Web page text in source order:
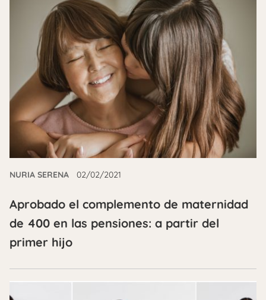
NURIA SERENA 02/02/2021
Aprobado el complemento de maternidad
de 400 en las pensiones: a partir del
primer hijo